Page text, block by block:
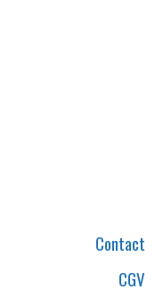
Contact
CGV